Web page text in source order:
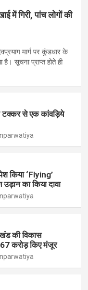
में गिरी, पांच लोगों की
मार्ग पर कुंडधार के
सूचना प्राप्त होते ही
टक्कर से एक कांवड़िये
किया ‘Flying’
का किया दावा
की विकास
करोड़ किए मंजूर